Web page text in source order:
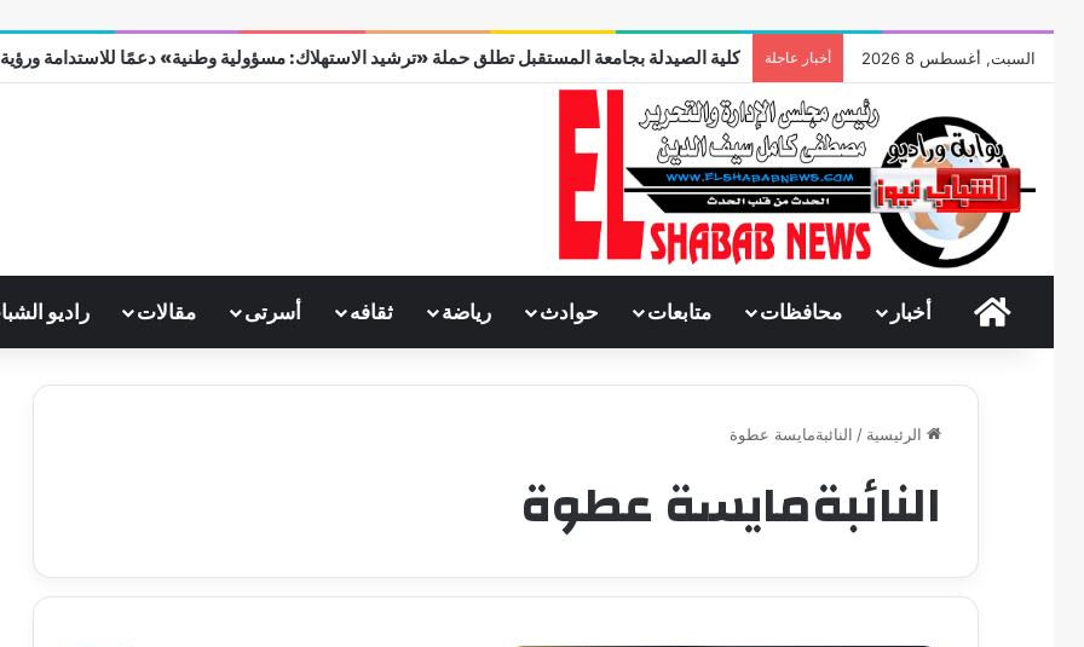
السبت, أغسطس 8 2026 أخبار عاجلة كلية الصيدلة بجامعة المستقبل تطلق حملة «ترشيد الاستهلاك: مسؤولية وطنية» دعمًا للاستدامة ورؤية
الرئيسية
أخبار محافظات متابعات حوادث رياضة ثقافه أسرتى مقالات راديو
الرئيسية / النائبةمايسة عطوة
النائبةمايسة عطوة